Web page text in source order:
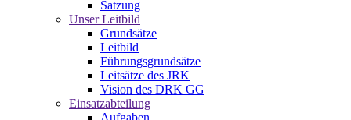
Satzung
Unser Leitbild
Grundsätze
Leitbild
Führungsgrundsätze
Leitsätze des JRK
Vision des DRK GG
Einsatzabteilung
Aufgaben